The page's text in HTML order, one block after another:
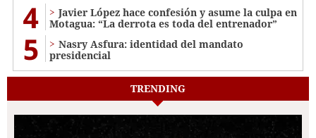
4
Javier López hace confesión y asume la culpa en
Motagua: “La derrota es toda del entrenador”
5
Nasry Asfura: identidad del mandato
presidencial
TRENDING